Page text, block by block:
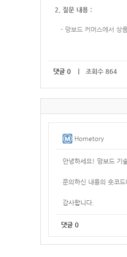
2. 질문 내용 :
- 망보드 커머스에서 상
댓글 0 ｜ 조회수 864
Hometory
안녕하세요! 망보드 기
문의하신 내용의 숏코
감사합니다.
댓글 0